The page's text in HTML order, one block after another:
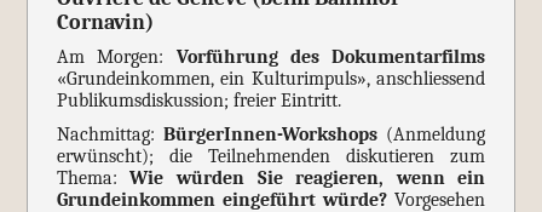
Cornavin)
Am Morgen: Vorführung des Dokumentarfilms
«Grundeinkommen, ein Kulturimpuls», anschliessend
Publikumsdiskussion; freier Eintritt.
Nachmittag: BürgerInnen-Workshops (Anmeldung
erwünscht); die Teilnehmenden diskutieren zum
Thema:Wie würden Sie reagieren, wenn ein
Grundeinkommen eingeführt würde? Vorgesehen